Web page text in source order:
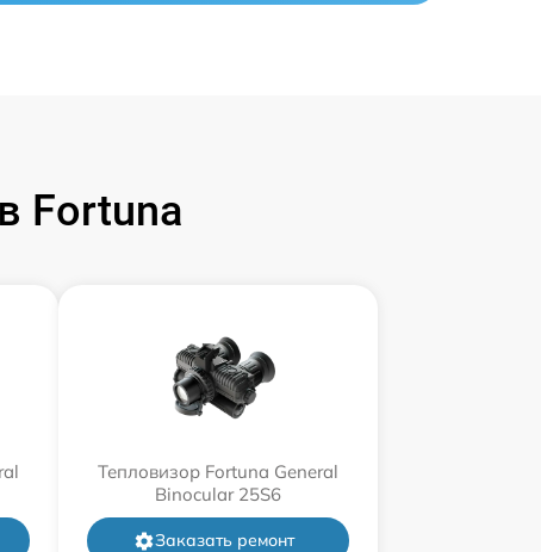
Fortuna
Тепловизор Fortuna General
Binocular 25S6
Заказать ремонт